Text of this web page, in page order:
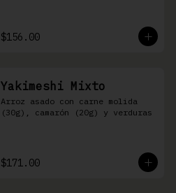
$156.00
Yakimeshi Mixto
Arroz asado con carne molida
(30g), camarón (20g) y verduras
$171.00